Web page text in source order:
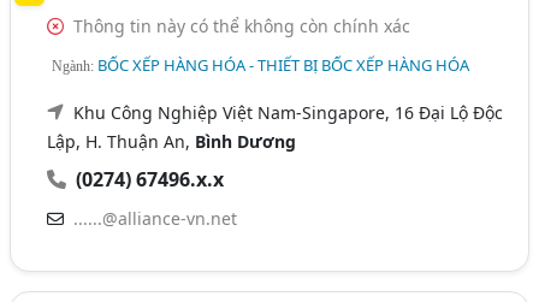
Thông tin này có thể không còn chính xác
Ngành: BỐC XẾP HÀNG HÓA - THIẾT BỊ BỐC XẾP HÀNG HÓA
Khu Công Nghiệp Việt Nam-Singapore, 16 Đại Lộ Độc
Lập, H. Thuận An, Bình Dương
(0274) 67496.x.x
......@alliance-vn.net